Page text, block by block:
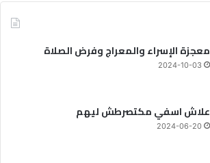
معجزة الإسراء والمعراج وفرض الصلاة
2024-10-03
علاش اسفي مكتصرطش ليهم
2024-06-20